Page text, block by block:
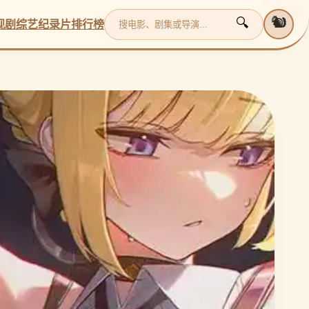
剧综艺纪录片排行榜 🔍 🐿️更新
更新
更新
更新